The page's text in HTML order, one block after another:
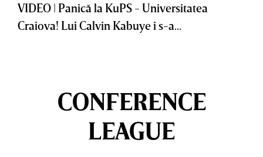
VIDEO | Panică la KuPS - Universitatea
Craiova! Lui Calvin Kabuye i s-a...
CONFERENCE
LEAGUE